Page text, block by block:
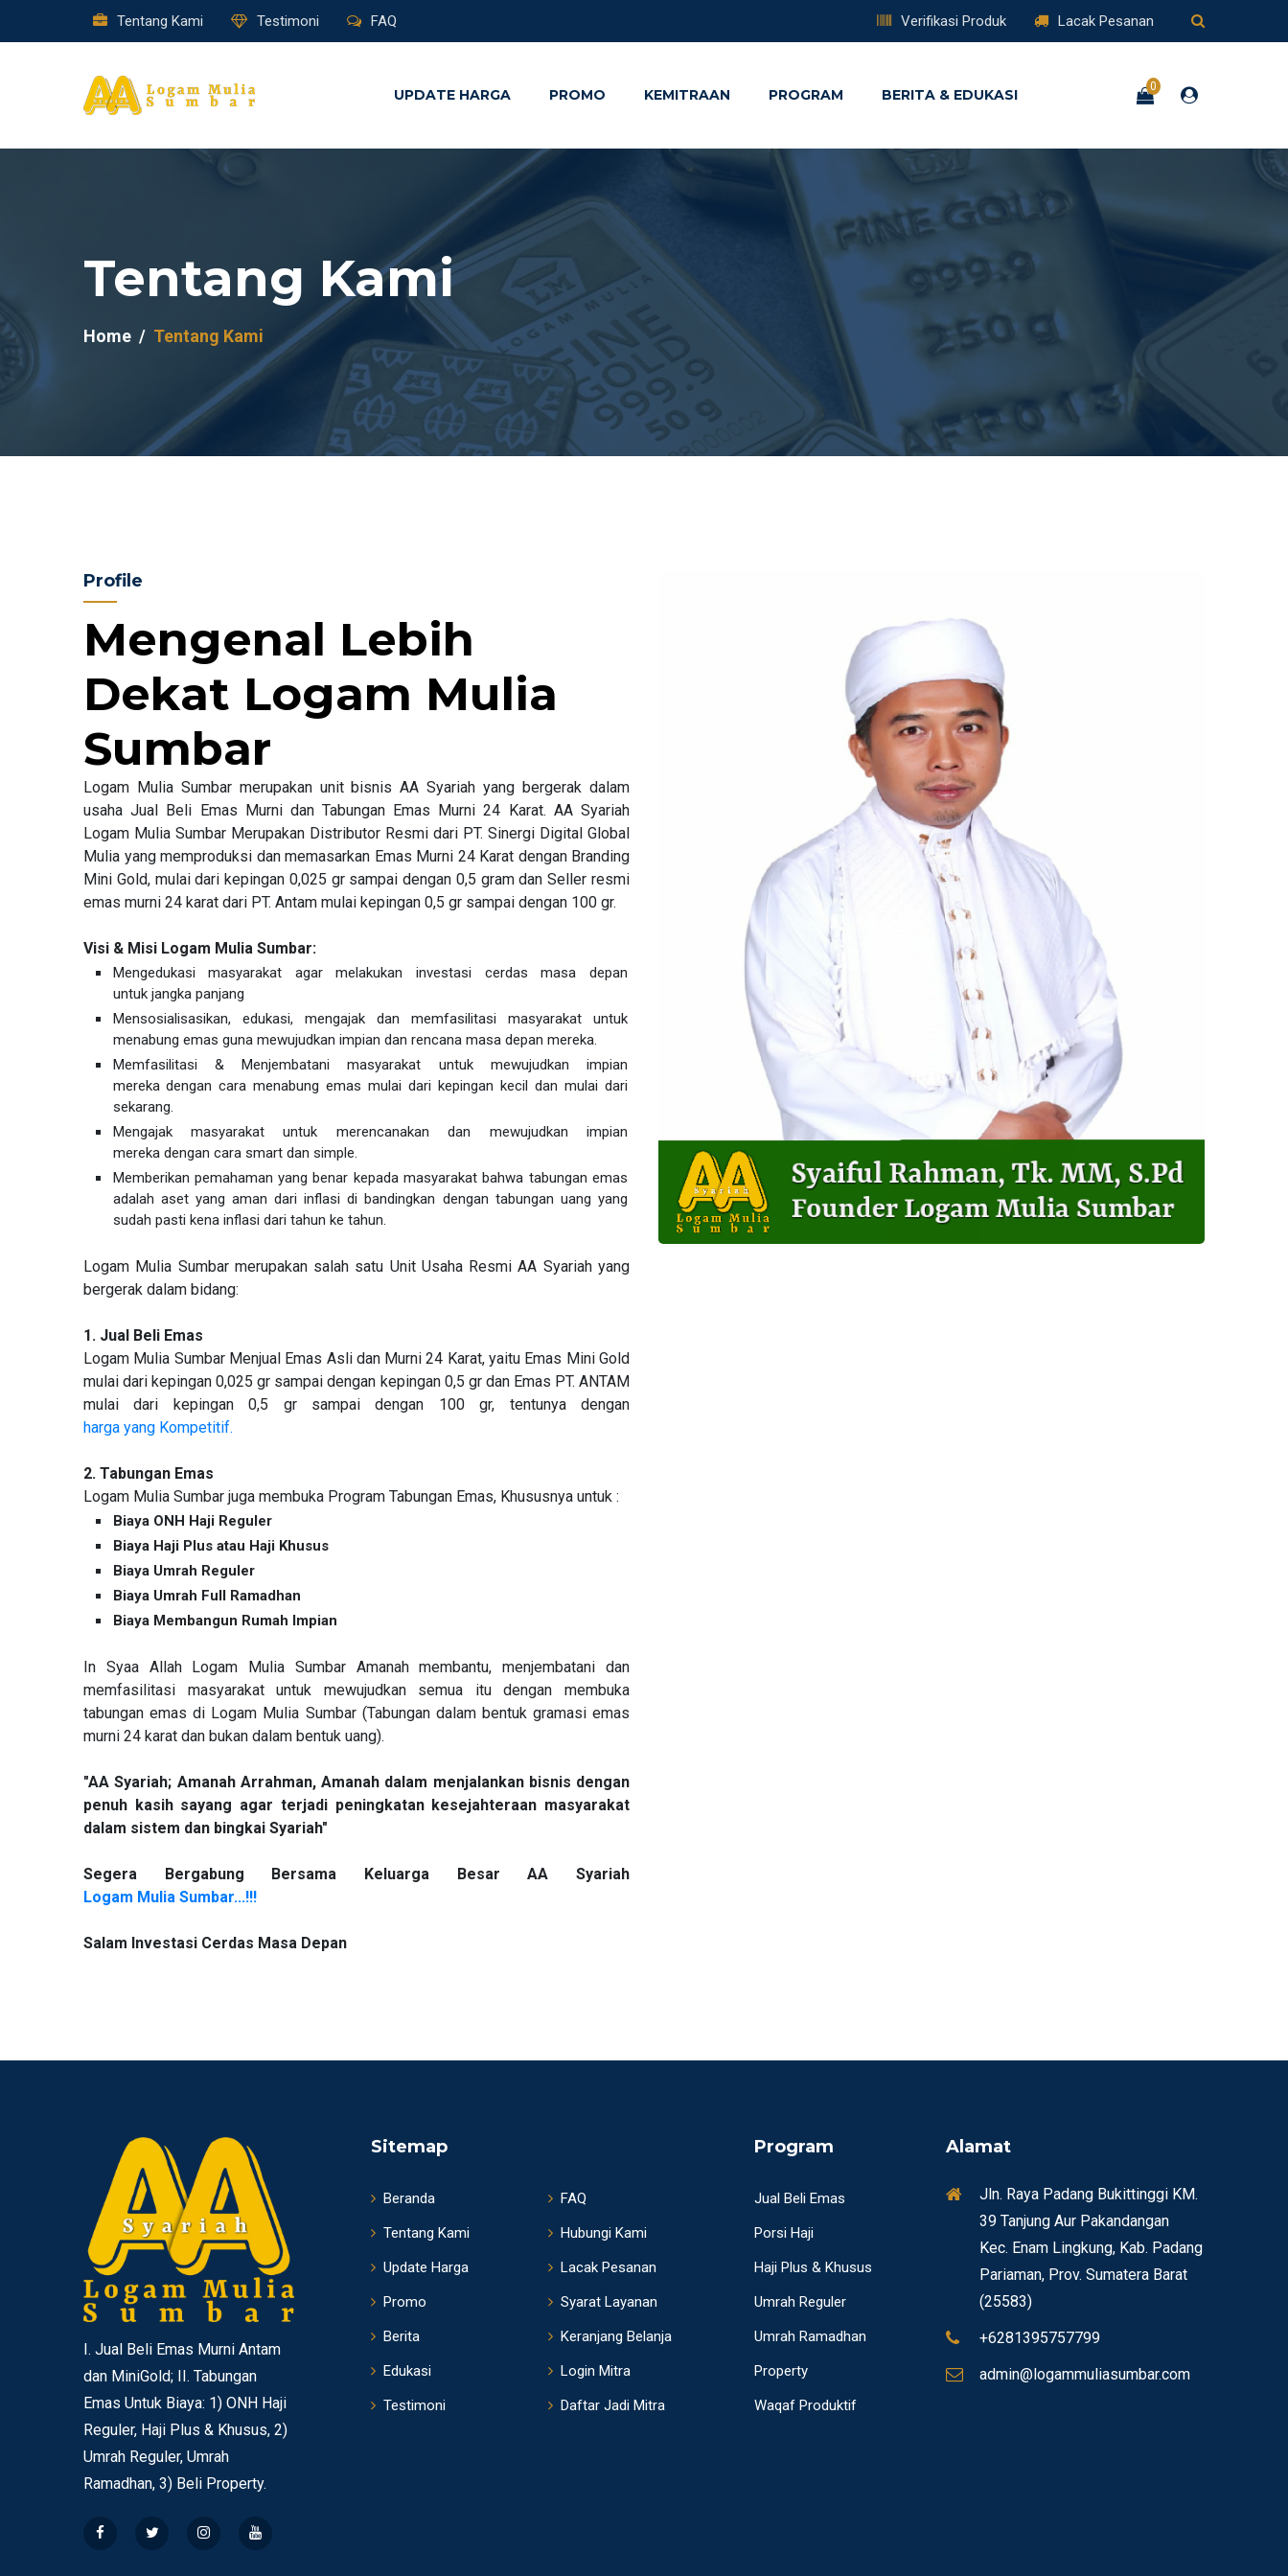
Tentang Kami Testimoni FAQ Verifikasi Produk Lacak Pesanan
UPDATE HARGA PROMO KEMITRAAN PROGRAM BERITA & EDUKASI 0
Tentang Kami
Home Tentang Kami
Profile
Mengenal Lebih
Dekat Logam Mulia
Sumbar
Logam Mulia Sumbar merupakan unit bisnis AA Syariah yang bergerak dalam
usaha Jual Beli Emas Murni dan Tabungan Emas Murni 24 Karat. AA Syariah
Logam Mulia Sumbar Merupakan Distributor Resmi dari PT. Sinergi Digital Global
Mulia yang memproduksi dan memasarkan Emas Murni 24 Karat dengan Branding
Mini Gold, mulai dari kepingan 0,025 gr sampai dengan 0,5 gram dan Seller resmi
emas murni 24 karat dari PT. Antam mulai kepingan 0,5 gr sampai dengan 100 gr.
Visi & Misi Logam Mulia Sumbar:
Mengedukasi masyarakat agar melakukan investasi cerdas masa depan
untuk jangka panjang
Mensosialisasikan, edukasi, mengajak dan memfasilitasi masyarakat untuk
menabung emas guna mewujudkan impian dan rencana masa depan mereka.
Memfasilitasi & Menjembatani masyarakat untuk mewujudkan impian
mereka dengan cara menabung emas mulai dari kepingan kecil dan mulai dari
sekarang.
Mengajak masyarakat untuk merencanakan dan mewujudkan impian
mereka dengan cara smart dan simple.
Memberikan pemahaman yang benar kepada masyarakat bahwa tabungan emas
adalah aset yang aman dari inflasi di bandingkan dengan tabungan uang yang
sudah pasti kena inflasi dari tahun ke tahun.
Logam Mulia Sumbar merupakan salah satu Unit Usaha Resmi AA Syariah yang
bergerak dalam bidang:
1. Jual Beli Emas
Logam Mulia Sumbar Menjual Emas Asli dan Murni 24 Karat, yaitu Emas Mini Gold
mulai dari kepingan 0,025 gr sampai dengan kepingan 0,5 gr dan Emas PT. ANTAM
mulai dari kepingan 0,5 gr sampai dengan 100 gr, tentunya dengan
harga yang Kompetitif.
2. Tabungan Emas
Logam Mulia Sumbar juga membuka Program Tabungan Emas, Khususnya untuk :
Biaya ONH Haji Reguler
Biaya Haji Plus atau Haji Khusus
Biaya Umrah Reguler
Biaya Umrah Full Ramadhan
Biaya Membangun Rumah Impian
In Syaa Allah Logam Mulia Sumbar Amanah membantu, menjembatani dan
memfasilitasi masyarakat untuk mewujudkan semua itu dengan membuka
tabungan emas di Logam Mulia Sumbar (Tabungan dalam bentuk gramasi emas
murni 24 karat dan bukan dalam bentuk uang).
"AA Syariah; Amanah Arrahman, Amanah dalam menjalankan bisnis dengan
penuh kasih sayang agar terjadi peningkatan kesejahteraan masyarakat
dalam sistem dan bingkai Syariah"
Segera Bergabung Bersama Keluarga Besar AA Syariah
Logam Mulia Sumbar...!!!
Salam Investasi Cerdas Masa Depan
I. Jual Beli Emas Murni Antam
dan MiniGold; II. Tabungan
Emas Untuk Biaya: 1) ONH Haji
Reguler, Haji Plus & Khusus, 2)
Umrah Reguler, Umrah
Ramadhan, 3) Beli Property.
Sitemap
Beranda
Tentang Kami
Update Harga
Promo
Berita
Edukasi
Testimoni
FAQ
Hubungi Kami
Lacak Pesanan
Syarat Layanan
Keranjang Belanja
Login Mitra
Daftar Jadi Mitra
Program
Jual Beli Emas
Porsi Haji
Haji Plus & Khusus
Umrah Reguler
Umrah Ramadhan
Property
Waqaf Produktif
Alamat
Jln. Raya Padang Bukittinggi KM.
39 Tanjung Aur Pakandangan
Kec. Enam Lingkung, Kab. Padang
Pariaman, Prov. Sumatera Barat
(25583)
+6281395757799
admin@logammuliasumbar.com